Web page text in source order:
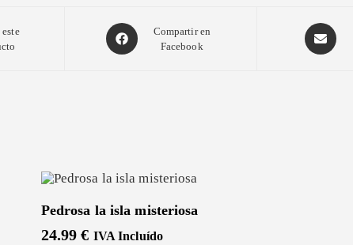
Opens
in
Compartir en
Facebook
Opens
in
Pedrosa la isla misteriosa
24.99€ IVA Incluído